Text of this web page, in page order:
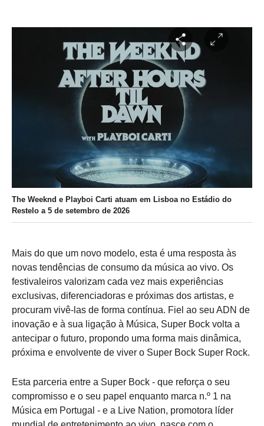
The Weeknd e Playboi Carti atuam em Lisboa no Estádio do
Restelo a 5 de setembro de 2026
Mais do que um novo modelo, esta é uma resposta às
novas tendências de consumo da música ao vivo. Os
festivaleiros valorizam cada vez mais experiências
exclusivas, diferenciadoras e próximas dos artistas, e
procuram vivê-las de forma contínua. Fiel ao seu ADN de
inovação e à sua ligação à Música, Super Bock volta a
antecipar o futuro, propondo uma forma mais dinâmica,
próxima e envolvente de viver o Super Bock Super Rock.
Esta parceria entre a Super Bock - que reforça o seu
compromisso e o seu papel enquanto marca n.º 1 na
Música em Portugal - e a Live Nation, promotora líder